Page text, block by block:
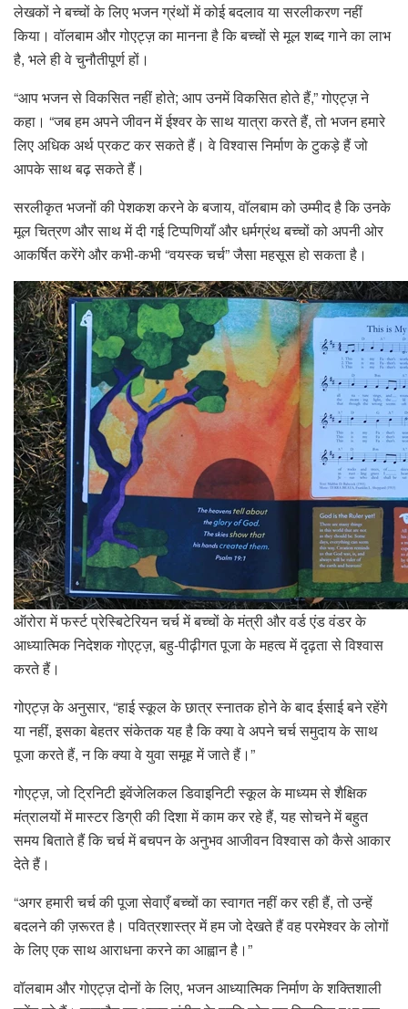
लेखकों ने बच्चों के लिए भजन ग्रंथों में कोई बदलाव या सरलीकरण नहीं
किया। वॉलबाम और गोएट्ज़ का मानना ​​है कि बच्चों से मूल शब्द गाने का लाभ
है, भले ही वे चुनौतीपूर्ण हों।
“आप भजन से विकसित नहीं होते; आप उनमें विकसित होते हैं,” गोएट्ज़ ने
कहा। “जब हम अपने जीवन में ईश्वर के साथ यात्रा करते हैं, तो भजन हमारे
लिए अधिक अर्थ प्रकट कर सकते हैं। वे विश्वास निर्माण के टुकड़े हैं जो
आपके साथ बढ़ सकते हैं।
सरलीकृत भजनों की पेशकश करने के बजाय, वॉलबाम को उम्मीद है कि उनके
मूल चित्रण और साथ में दी गई टिप्पणियाँ और धर्मग्रंथ बच्चों को अपनी ओर
आकर्षित करेंगे और कभी-कभी “वयस्क चर्च” जैसा महसूस हो सकता है।
ऑरोरा में फर्स्ट प्रेस्बिटेरियन चर्च में बच्चों के मंत्री और वर्ड एंड वंडर के
आध्यात्मिक निदेशक गोएट्ज़, बहु-पीढ़ीगत पूजा के महत्व में दृढ़ता से विश्वास
करते हैं।
गोएट्ज़ के अनुसार, “हाई स्कूल के छात्र स्नातक होने के बाद ईसाई बने रहेंगे
या नहीं, इसका बेहतर संकेतक यह है कि क्या वे अपने चर्च समुदाय के साथ
पूजा करते हैं, न कि क्या वे युवा समूह में जाते हैं।”
गोएट्ज़, जो ट्रिनिटी इवेंजेलिकल डिवाइनिटी ​​स्कूल के माध्यम से शैक्षिक
मंत्रालयों में मास्टर डिग्री की दिशा में काम कर रहे हैं, यह सोचने में बहुत
समय बिताते हैं कि चर्च में बचपन के अनुभव आजीवन विश्वास को कैसे आकार
देते हैं।
“अगर हमारी चर्च की पूजा सेवाएँ बच्चों का स्वागत नहीं कर रही हैं, तो उन्हें
बदलने की ज़रूरत है। पवित्रशास्त्र में हम जो देखते हैं वह परमेश्वर के लोगों
के लिए एक साथ आराधना करने का आह्वान है।”
वॉलबाम और गोएट्ज़ दोनों के लिए, भजन आध्यात्मिक निर्माण के शक्तिशाली